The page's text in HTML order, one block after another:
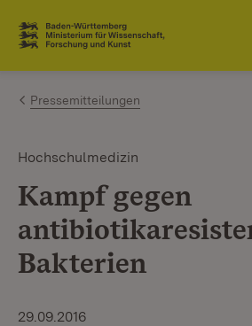
Zum Inhalt springen
Link zur Startseite
Pressemitteilungen
Hochschulmedizin
Kampf gegen
Bakterien
29.09.2016